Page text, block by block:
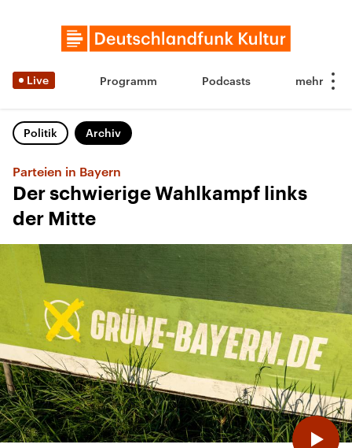
Live Programm Podcasts
Politik Archiv
Parteien in Bayern
Der schwierige Wahlkampf links
der Mitte